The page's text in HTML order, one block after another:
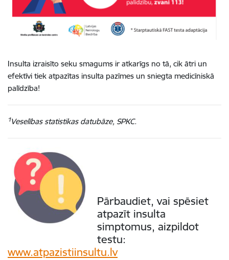
Insulta izraisīto seku smagums ir atkarīgs no tā, cik ātri un
efektīvi tiek atpazītas insulta pazīmes un sniegta medicīniskā
palīdzība!
1Veselības statistikas datubāze, SPKC.
Pārbaudiet, vai spēsiet
atpazīt insulta
simptomus, aizpildot
testu:
www.atpazistiinsultu.lv